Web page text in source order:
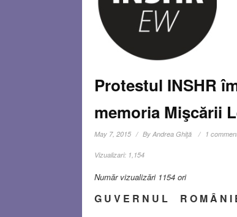
Protestul INSHR
memoria Mişcării
May 7, 2015 ByAndrea Ghiţă 1
Vizualizari: 1,154
Număr vizualizări 1154 ori
G U V E R N U L R O M Â N I